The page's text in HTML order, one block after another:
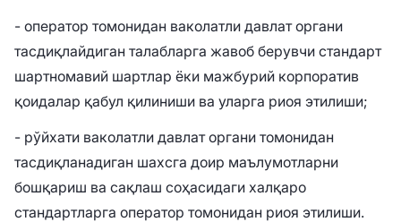
- оператор томонидан ваколатли давлат органи
тасдиқлайдиган талабларга жавоб берувчи стандарт
шартномавий шартлар ёки мажбурий корпоратив
қоидалар қабул қилиниши ва уларга риоя этилиши;
- рўйхати ваколатли давлат органи томонидан
тасдиқланадиган шахсга доир маълумотларни
бошқариш ва сақлаш соҳасидаги халқаро
стандартларга оператор томонидан риоя этилиши.